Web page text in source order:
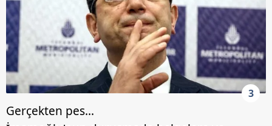
3
Gerçekten pes...